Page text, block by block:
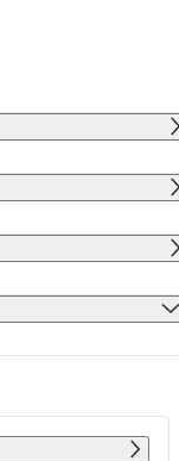
SO NE